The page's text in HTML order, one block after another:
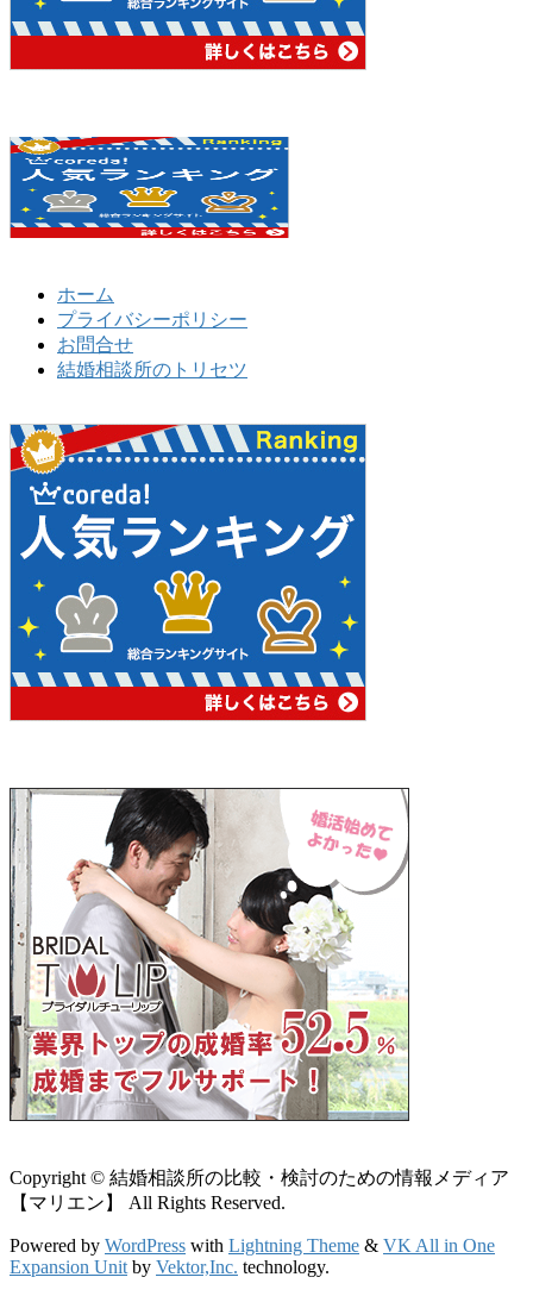
ホーム
プライバシーポリシー
お問合せ
結婚相談所のトリセツ
Copyright © 結婚相談所の比較・検討のための情報メディア
【マリエン】 All Rights Reserved.
Powered by WordPress with Lightning Theme & VK All in One
Expansion Unit by Vektor,Inc. technology.